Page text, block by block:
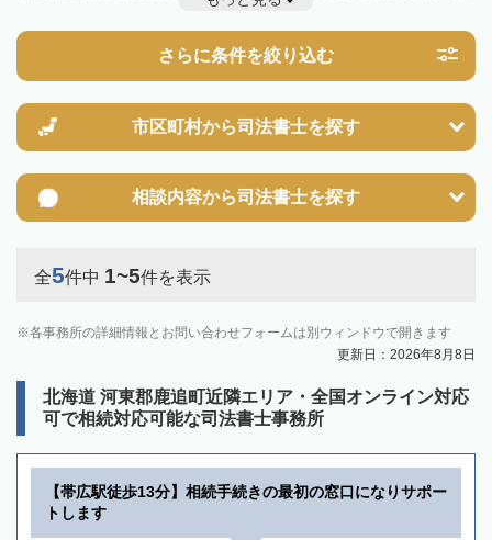
やお悩みを抱えている方は一度近隣の司法書士に相談してみましょう。
さらに条件を絞り込む
市区町村から司法書士を探す
相談内容から司法書士を探す
全5件中 1~5件を表示
各事務所の詳細情報とお問い合わせフォームは別ウィンドウで開きます
更新日：2026年8月8日
北海道 河東郡鹿追町近隣エリア・全国オンライン対応
可で相続対応可能な司法書士事務所
【帯広駅徒歩13分】相続手続きの最初の窓口になりサポー
トします